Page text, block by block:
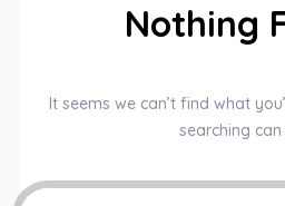
Nothing
It seems we can’t find what
searching can